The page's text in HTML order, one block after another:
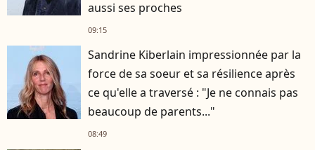
aussi ses proches
09:15
Sandrine Kiberlain impressionnée par la
force de sa soeur et sa résilience après
ce qu'elle a traversé : "Je ne connais pas
beaucoup de parents..."
08:49